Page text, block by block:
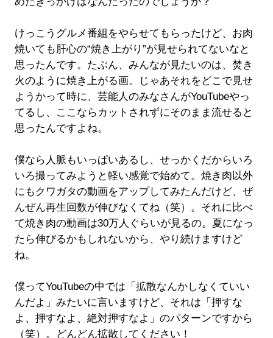
けっこうグルメ番組をやらせてもらったけど、お肉
焼いても肝心の“焼き上がり”が見せられてないなと
思ったんです。たぶん、みんなが見たいのは、焚き
火のように焼き上がる画。じゃあそれをどこで見せ
ようかって時に、芸能人のみなさんがYouTubeやっ
てるし、ここならカットされずにそのまま流せると
思ったんですよね。
僕なら人脈もいっぱいあるし、せっかくだからいろ
いろ撮ってみようと軽い感覚で始めて。焼き肉以外
にもクワガタの動画をアップしてみたんだけど、ぜ
んぜん再生回数が伸びなくてね（笑）。それに比べ
て焼き肉の動画は30万人ぐらいが見るの。夏になっ
たら伸びるかもしれないから、やり続けますけど
ね。
僕ってYouTubeの中では「拡散なんかしなくていい
んだよ」みたいに言いますけど、それは「押すな
よ、押すなよ、絶対押すなよ」のパターンですから
（笑）。どんどん拡散してください！